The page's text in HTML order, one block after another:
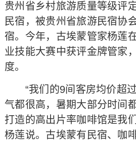
贵州省乡村旅游质量等级评
民宿，被贵州省旅游民宿协
宿。今年，古埃蒙管家杨莲
业技能大赛中获评金牌管家
度。
“我们的9间客房均价超过
气都很高，暑期大部分时间
打造的高出片率咖啡馆是我
杨莲说。古埃蒙有民宿、咖